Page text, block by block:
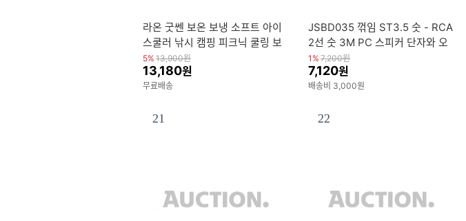
라온 굿쎈 보온 보냉 소프트 아이
스쿨러 낚시 캠핑 피크닉 쿨링 보
냉백 아이스 박스 가방 10L
5% 13,900원
13,180원
무료배송
JSBD035 꺾임 ST3.5 숫 - RCA
2선 숫 3M PC 스피커 단자와 오
디오 음성 신호 좌/우 연결 잭
1% 7,200원
7,120원
배송비 3,000원
21 22